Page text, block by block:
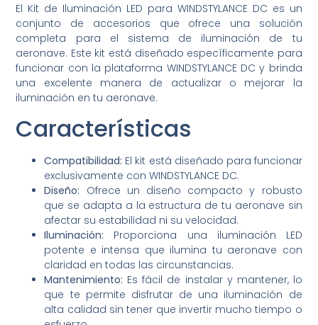
El Kit de Iluminación LED para WINDSTYLANCE DC es un
conjunto de accesorios que ofrece una solución
completa para el sistema de iluminación de tu
aeronave. Este kit está diseñado específicamente para
funcionar con la plataforma WINDSTYLANCE DC y brinda
una excelente manera de actualizar o mejorar la
iluminación en tu aeronave.
Características
Compatibilidad: El kit está diseñado para funcionar
exclusivamente con WINDSTYLANCE DC.
Diseño: Ofrece un diseño compacto y robusto
que se adapta a la estructura de tu aeronave sin
afectar su estabilidad ni su velocidad.
Iluminación: Proporciona una iluminación LED
potente e intensa que ilumina tu aeronave con
claridad en todas las circunstancias.
Mantenimiento: Es fácil de instalar y mantener, lo
que te permite disfrutar de una iluminación de
alta calidad sin tener que invertir mucho tiempo o